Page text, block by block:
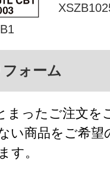
ォーム
まったご注文を
い商品をご希
す。